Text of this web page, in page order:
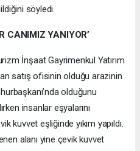
söyledi.
CANIMIZ YANIYOR’
İnşaat Gayrimenkul Yatırım
satış ofisinin olduğu arazinin
olduğunu
insanlar eşyalarını
kuvvet eşliğinde yıkım yapıldı.
alanı yine çevik kuvvet